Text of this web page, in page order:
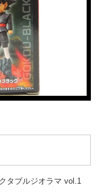
タブルジオラマ vol.1